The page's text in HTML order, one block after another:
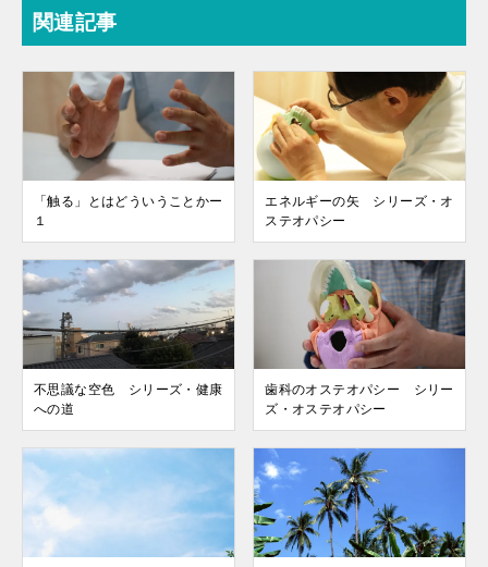
関連記事
「触る」とはどういうことかー
１
エネルギーの矢 シリーズ・オ
ステオパシー
不思議な空色 シリーズ・健康
への道
歯科のオステオパシー シリー
ズ・オステオパシー